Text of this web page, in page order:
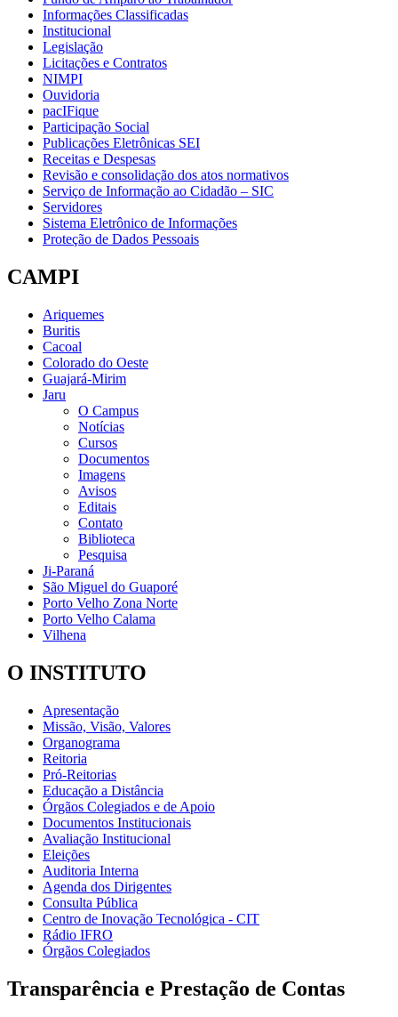
Informações Classificadas
Institucional
Legislação
Licitações e Contratos
NIMPI
Ouvidoria
pacIFique
Participação Social
Publicações Eletrônicas SEI
Receitas e Despesas
Revisão e consolidação dos atos normativos
Serviço de Informação ao Cidadão – SIC
Servidores
Sistema Eletrônico de Informações
Proteção de Dados Pessoais
CAMPI
Ariquemes
Buritis
Cacoal
Colorado do Oeste
Guajará-Mirim
Jaru
O Campus
Notícias
Cursos
Documentos
Imagens
Avisos
Editais
Contato
Biblioteca
Pesquisa
Ji-Paraná
São Miguel do Guaporé
Porto Velho Zona Norte
Porto Velho Calama
Vilhena
O INSTITUTO
Apresentação
Missão, Visão, Valores
Organograma
Reitoria
Pró-Reitorias
Educação a Distância
Órgãos Colegiados e de Apoio
Documentos Institucionais
Avaliação Institucional
Eleições
Auditoria Interna
Agenda dos Dirigentes
Consulta Pública
Centro de Inovação Tecnológica - CIT
Rádio IFRO
Órgãos Colegiados
Transparência e Prestação de Contas